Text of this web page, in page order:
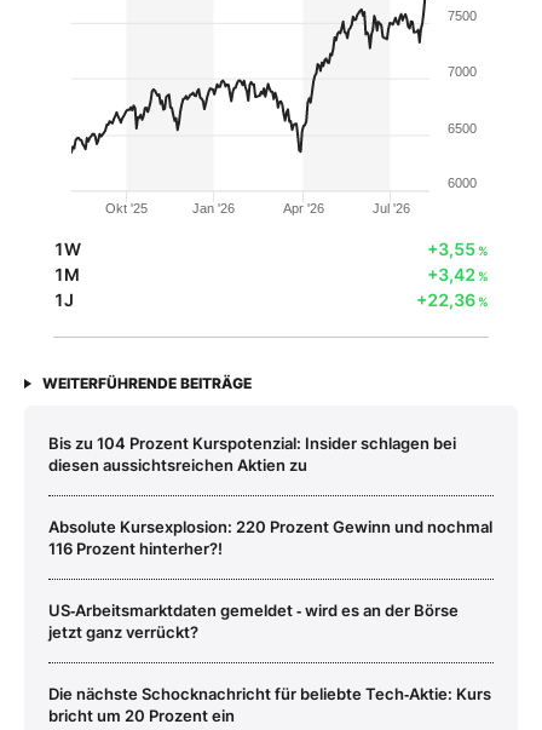
Okt '25 Jan '26 Apr '26 Jul '26
6000
6500
7000
7500
1W +3,55%
1M +3,42%
1J +22,36%
WEITERFÜHRENDE BEITRÄGE
Bis zu 104 Prozent Kurspotenzial: Insider schlagen bei
diesen aussichtsreichen Aktien zu
Absolute Kursexplosion: 220 Prozent Gewinn und nochmal
116 Prozent hinterher?!
US‑Arbeitsmarktdaten gemeldet ‑ wird es an der Börse
jetzt ganz verrückt?
Die nächste Schocknachricht für beliebte Tech‑Aktie: Kurs
bricht um 20 Prozent ein